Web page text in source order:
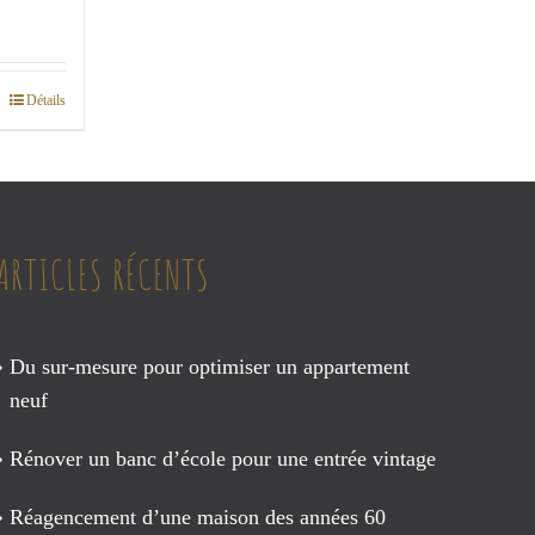
Détails
RÉCENTS
Du sur-mesure pour optimiser un appartement
neuf
Rénover un banc d’école pour une entrée vintage
Réagencement d’une maison des années 60